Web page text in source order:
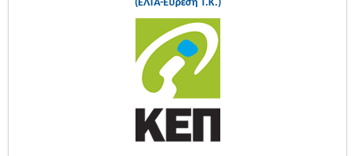
(ΕΛΤΑ-Εύρεση Τ.Κ.)